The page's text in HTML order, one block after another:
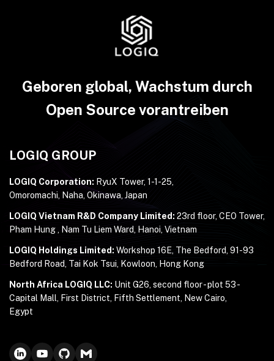
Geboren global, Wachstum durch
Open Source vorantreiben
LOGIQ GROUP
LOGIQ Corporation: RyuX Tower, 1-1-25,
Omoromachi, Naha, Okinawa, Japan
LOGIQ Vietnam R&D Company Limited: 23rd floor, CEO Tower,
Pham Hung , Nam Tu Liem Ward, Hanoi, Vietnam
LOGIQ Holdings Limited: Workshop 16E, The Bedford, 91-93
Bedford Road, Tai Kok Tsui, Kowloon, Hong Kong
North Africa LOGIQ LLC: Unit G26, second floor - plot 53 -
Capital Mall, First District, Fifth Settlement, New Cairo,
Egypt